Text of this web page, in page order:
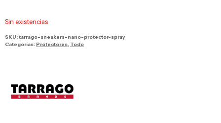
Sin existencias
SKU:tarrago-sneakers-nano-protector-spray
Categorías: Protectores Todo